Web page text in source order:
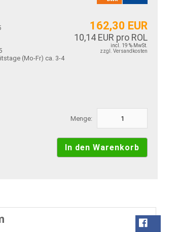
162,30 EUR
10,14 EUR pro ROL
incl. 19 % MwSt.
zzgl. Versandkosten
ca. 3-4
Menge: